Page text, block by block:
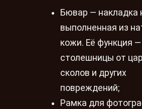
Бювар — накладка
выполненная из
кожи. Её функция
столешницы от
сколов и других
повреждений;
Рамка для